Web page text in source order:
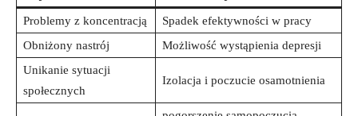
Problemy z koncentracją
Spadek efektywności w pracy
Obniżony nastrój
Możliwość wystąpienia depresji
Unikanie sytuacji
społecznych
Izolacja i poczucie osamotnienia